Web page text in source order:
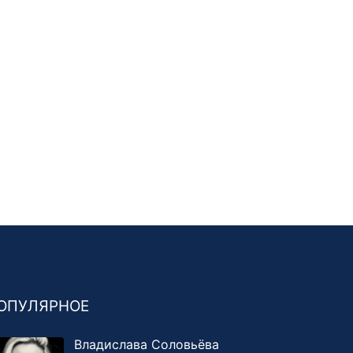
Владислава Соловьёва